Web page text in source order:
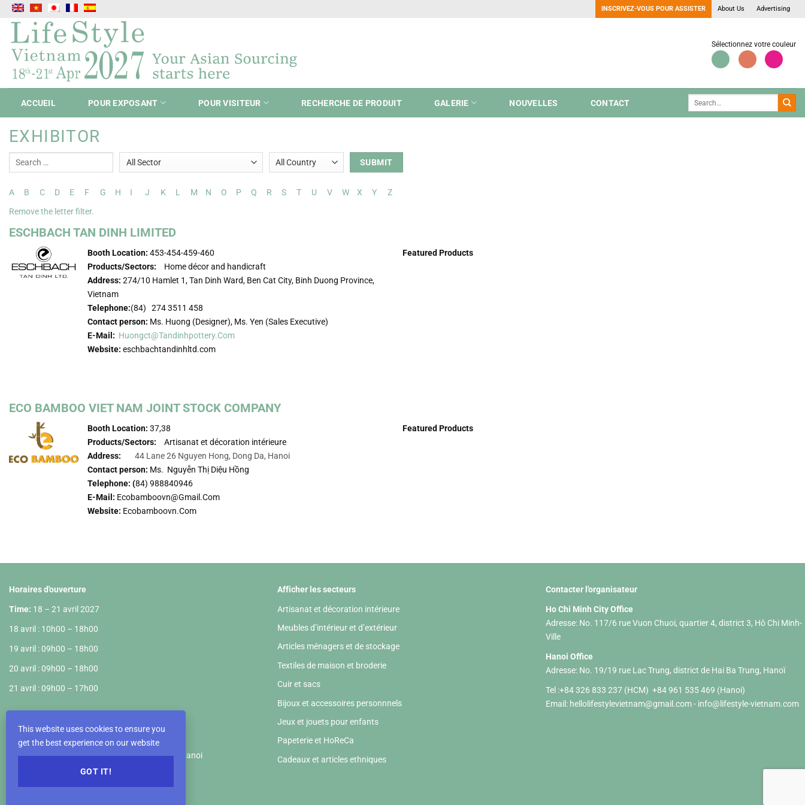
Passer
contenu
INSCRIVEZ-VOUS POUR ASSISTER About Us Advertising
Sélectionnez votre couleur
ACCUEIL POUR EXPOSANT POUR VISITEUR RECHERCHE DE PRODUIT GALERIE NOUVELLES CONTACT
EXHIBITOR
A B C D E F G H I J K L M N O P Q R S T U V W X Y
Z
Remove the letter filter.
ESCHBACH TAN DINH LIMITED
Booth Location: 453-454-459-460
Products/Sectors:
Home décor and handicraft
Address:274/10 Hamlet 1, Tan Dinh Ward, Ben Cat City, Binh Duong Province,
Vietnam
Telephone:(84) 274 3511 458
Contact person: Ms. Huong (Designer), Ms. Yen (Sales Executive)
E-Mail: Huongct@tandinhpottery.com
Website: eschbachtandinhltd.com
Featured Products
ECO BAMBOO VIET NAM JOINT STOCK COMPANY
Booth Location: 37,38
Products/Sectors:
Artisanat et décoration intérieure
Address:
44 Lane 26 Nguyen Hong, Dong Da, Hanoi
Contact person: Ms. Nguyễn Thị Diệu Hồng
Telephone: (84) 988840946
E-Mail: Ecobamboovn@gmail.com
Website: Ecobamboovn.com
Featured Products
Horaires d'ouverture
Time: 18 – 21 avril 2027
18 avril : 10h00 – 18h00
19 avril : 09h00 – 18h00
20 avril : 09h00 – 18h00
21 avril : 09h00 – 17h00
Terrain d'exposition
VIETNAM EXPOSITION CENTER
Km5+890, Truong Sa Road, Dong Anh District, Hanoi
Afficher les secteurs
Artisanat et décoration intérieure
Meubles d’intérieur et d’extérieur
Articles ménagers et de stockage
Textiles de maison et broderie
Cuir et sacs
Bijoux et accessoires personnnels
Jeux et jouets pour enfants
Papeterie et HoReCa
Cadeaux et articles ethniques
Contacter l'organisateur
Ho Chi Minh City Office
Adresse: No. 117/6 rue Vuon Chuoi, quartier 4, district 3, Hô Chi Minh-
Ville
Hanoi Office
Adresse: No. 19/19 rue Lac Trung, district de Hai Ba Trung, Hanoï
Tel :+84 326 833 237 (HCM) +84 961 535 469 (Hanoi)
Email: hellolifestylevietnam@gmail.com- info@lifestyle-vietnam.com
This website uses cookies to ensure you
get the best experience on our website
GOT IT!